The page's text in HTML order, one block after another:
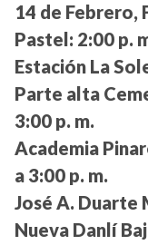
14 de Febrero,
Pastel: 2:00 p.
Estación La
Parte alta
3:00 p. m.
Academia
a 3:00 p. m.
José A. Duarte
Nueva Danlí